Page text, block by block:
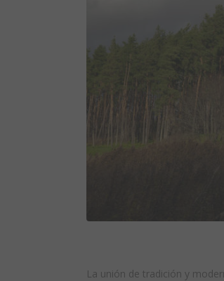
La unión de tradición y